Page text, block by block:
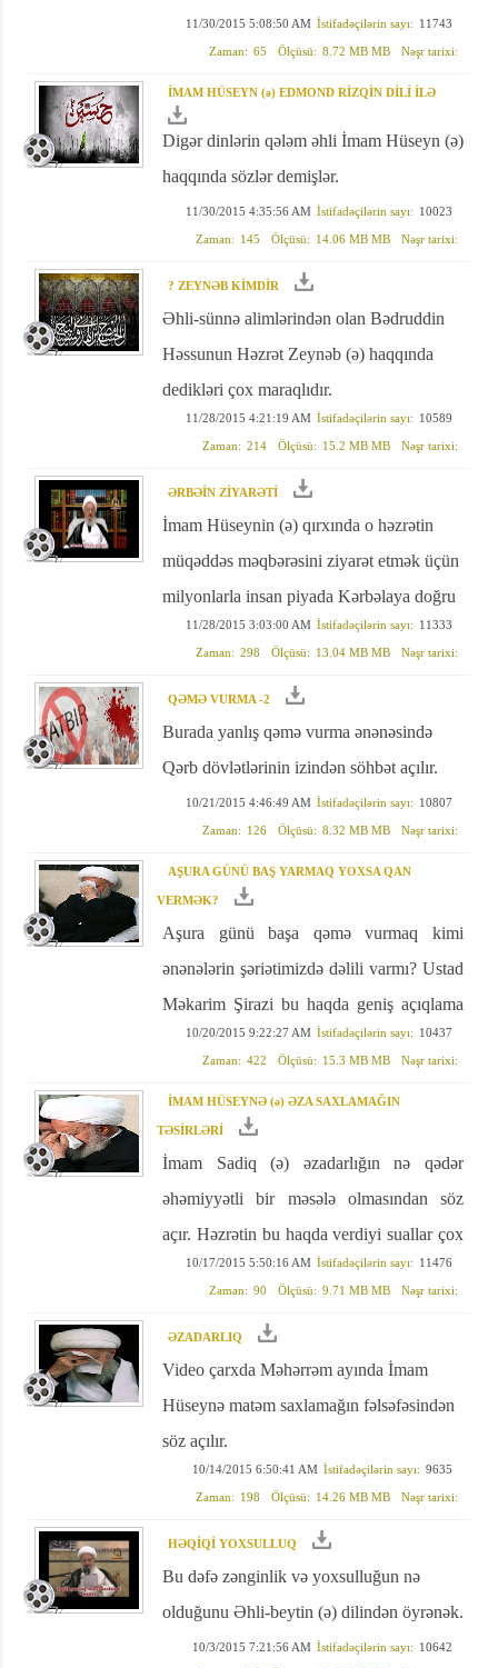
11743
İstifadəçilərin sayı:
11/30/2015 5:08:50 AM
Nəşr tarixi:
8.72 MB MB
Ölçüsü:
65
Zaman:
İMAM HÜSEYN (ə) EDMOND RİZQİN DİLİ İLƏ
Digər dinlərin qələm əhli İmam Hüseyn (ə)
haqqında sözlər demişlər.
10023
İstifadəçilərin sayı:
11/30/2015 4:35:56 AM
Nəşr tarixi:
14.06 MB MB
Ölçüsü:
145
Zaman:
? ZEYNƏB KİMDİR
Əhli-sünnə alimlərindən olan Bədruddin
Həssunun Həzrət Zeynəb (ə) haqqında
dedikləri çox maraqlıdır.
10589
İstifadəçilərin sayı:
11/28/2015 4:21:19 AM
Nəşr tarixi:
15.2 MB MB
Ölçüsü:
214
Zaman:
ƏRBƏİN ZİYARƏTİ
İmam Hüseynin (ə) qırxında o həzrətin
müqəddəs məqbərəsini ziyarət etmək üçün
milyonlarla insan piyada Kərbəlaya doğru
axışır. Bu böyük birliyə Məkarim Şirazinin
11333
İstifadəçilərin sayı:
11/28/2015 3:03:00 AM
Nəşr tarixi:
13.04 MB MB
Ölçüsü:
298
Zaman:
QƏMƏ VURMA -2
Burada yanlış qəmə vurma ənənəsində
Qərb dövlətlərinin izindən söhbət açılır.
10807
İstifadəçilərin sayı:
10/21/2015 4:46:49 AM
Nəşr tarixi:
8.32 MB MB
Ölçüsü:
126
Zaman:
AŞURA GÜNÜ BAŞ YARMAQ YOXSA QAN
VERMƏK?
Aşura günü başa qəmə vurmaq kimi
ənənələrin şəriətimizdə dəlili varmı? Ustad
Məkarim Şirazi bu haqda geniş açıqlama
verir. Mütləq baxın.
10437
İstifadəçilərin sayı:
10/20/2015 9:22:27 AM
Nəşr tarixi:
15.3 MB MB
Ölçüsü:
422
Zaman:
İMAM HÜSEYNƏ (ə) ƏZA SAXLAMAĞIN
TƏSİRLƏRİ
İmam Sadiq (ə) əzadarlığın nə qədər
əhəmiyyətli bir məsələ olmasından söz
açır. Həzrətin bu haqda verdiyi suallar çox
maraqlıdır
11476
İstifadəçilərin sayı:
10/17/2015 5:50:16 AM
Nəşr tarixi:
9.71 MB MB
Ölçüsü:
90
Zaman:
ƏZADARLIQ
Video çarxda Məhərrəm ayında İmam
Hüseynə matəm saxlamağın fəlsəfəsindən
söz açılır.
9635
İstifadəçilərin sayı:
10/14/2015 6:50:41 AM
Nəşr tarixi:
14.26 MB MB
Ölçüsü:
198
Zaman:
HƏQİQİ YOXSULLUQ
Bu dəfə zənginlik və yoxsulluğun nə
olduğunu Əhli-beytin (ə) dilindən öyrənək.
10642
İstifadəçilərin sayı:
10/3/2015 7:21:56 AM